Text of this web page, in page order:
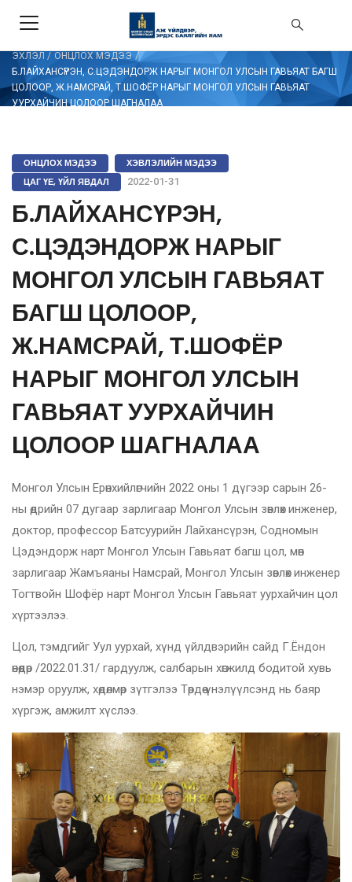
ЭХЛЭЛ / ОНЦЛОХ МЭДЭЭ/
Б.ЛАЙХАНСҮРЭН, С.ЦЭДЭНДОРЖ НАРЫГ МОНГОЛ УЛСЫН ГАВЬЯАТ БАГШ
ЦОЛООР, Ж.НАМСРАЙ, Т.ШОФЁР НАРЫГ МОНГОЛ УЛСЫН ГАВЬЯАТ
УУРХАЙЧИН ЦОЛООР ШАГНАЛАА
ОНЦЛОХ МЭДЭЭ
ХЭВЛЭЛИЙН МЭДЭЭ
ЦАГ ҮЕ, ҮЙЛ ЯВДАЛ
2022-01-31
Б.ЛАЙХАНСҮРЭН,
С.ЦЭДЭНДОРЖ НАРЫГ
МОНГОЛ УЛСЫН ГАВЬЯАТ
БАГШ ЦОЛООР,
Ж.НАМСРАЙ, Т.ШОФЁР
НАРЫГ МОНГОЛ УЛСЫН
ГАВЬЯАТ УУРХАЙЧИН
ЦОЛООР ШАГНАЛАА
Монгол Улсын Ерөнхийлөгчийн 2022 оны 1 дүгээр сарын 26-
ны өдрийн 07 дугаар зарлигаар Монгол Улсын зөвлөх инженер,
доктор, профессор Батсуурийн Лайхансүрэн, Содномын
Цэдэндорж нарт Монгол Улсын Гавьяат багш цол, мөн
зарлигаар Жамъяаны Намсрай, Монгол Улсын зөвлөх инженер
Тогтвойн Шофёр нарт Монгол Улсын Гавьяат уурхайчин цол
хүртээлээ.
Цол, тэмдгийг Уул уурхай, хүнд үйлдвэрийн сайд Г.Ёндон
өнөөдөр /2022.01.31/ гардуулж, салбарын хөгжилд бодитой хувь
нэмэр оруулж, хөдөлмөр зүтгэлээ Төрдөө үнэлүүлсэнд нь баяр
хүргэж, амжилт хүслээ.